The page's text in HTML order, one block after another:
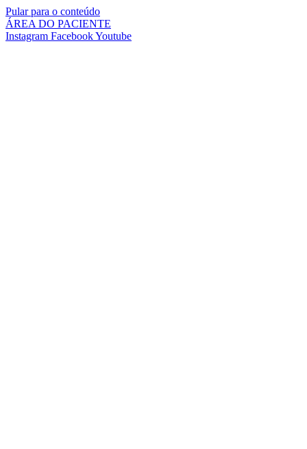
Pular para o conteúdo
ÁREA DO PACIENTE
Instagram FacebookYoutube